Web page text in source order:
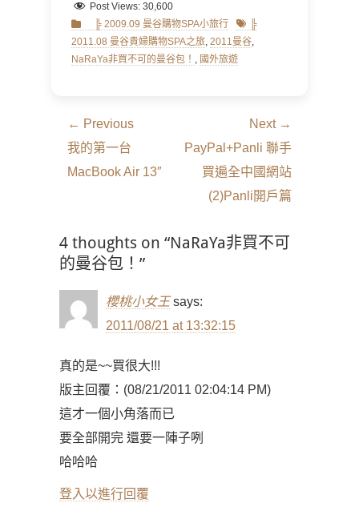
Post Views: 30,600
Categories
╠ 2009.09 曼谷購物SPA小旅行 Tags╠
2011.08 曼谷貴婦購物SPA之旅, 2011曼谷,
NaRaYa非買不可的曼谷包！ , 國外旅遊
文
章
導
← Previous
Previous
post:
我的第一台
MacBook Air 13″
Next →
Next
post:
PayPal+Panli 聯手
買遍全中國網站
(2)Panli開戶篇
4 thoughts on “NaRaYa非買不可
的曼谷包！”
櫻桃小女王 says:
2011/08/21 at 13:32:15
真的是~~買很大!!!
版主回覆：(08/21/2011 02:04:14 PM)
這才一個小角落而已
要全部開完 還要一陣子咧
哈哈哈
登入以進行回覆